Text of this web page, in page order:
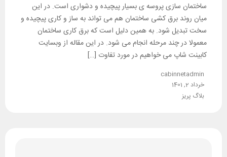
ساختمان سازی پروسه ی بسیار پیچیده و دشواری است. در این
میان روند برق کشی ساختمان هم می تواند به ساز و کاری پیچیده و
سخت تبدیل شود. به همین دلیل است که برق کاری ساختمان
معمولا در چند مرحله انجام می شود. در این مقاله از وبسایت
کابینت شاپ می خواهیم در مورد تفاوت […]
cabinnetadmin
خرداد 2, 1401
بلاگ پریز